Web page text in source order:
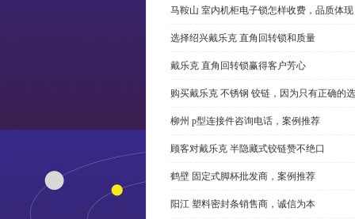
马鞍山 室内机柜电子锁怎样收费，品质体现
选择绍兴戴乐克 直角回转锁和质量
戴乐克 直角回转锁赢得客户芳心
购买戴乐克 不锈钢 铰链，因为只有正确的
柳州 p型连接件咨询电话，案例推荐
顾客对戴乐克 半隐藏式铰链赞不绝口
鹤壁 固定式脚杯批发商，案例推荐
阳江 塑料密封条销售商，诚信为本